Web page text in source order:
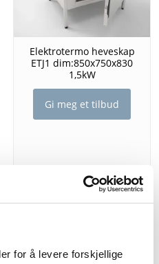
for å levere forskjellige
Elektrotermo heveskap
ETJ1 dim:850x750x830
1,5kW
Gi meg et tilbud